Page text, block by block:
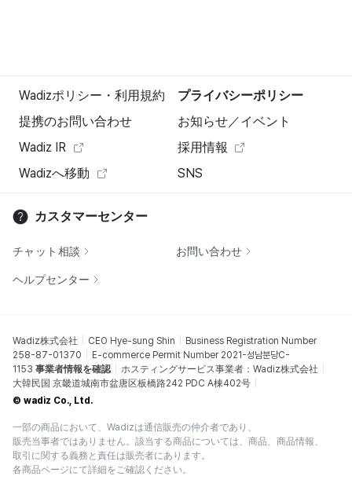
Wadizポリシー・利用規約
プライバシーポリシー
提携のお問い合わせ
お知らせ／イベント
Wadiz IR
採用情報
Wadizへ移動
SNS
カスタマーセンター
チャット相談 お問い合わせ
ヘルプセンター
Wadiz株式会社 CEO Hye-sung Shin
Business Registration Number
258-87-01370
E-commerce Permit Number 2021-성남분당C-
1153 事業者情報を確認
ホスティングサービス事業者：Wadiz株式会社
大韓民国 京畿道城南市盆唐区板橋路242 PDC A棟402号
© wadiz Co., Ltd.
一部の商品において、Wadizは通信販売の仲介者であり、
販売当事者ではありません。該当する商品については、商品、商品情報、
取引に関する義務と責任は販売者にあります。
各商品ページにて詳細をご確認ください。